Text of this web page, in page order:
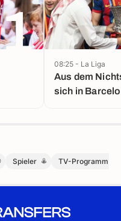
1
Aus dem
sich in
08:25 - La Liga
Spieler TV-Programm